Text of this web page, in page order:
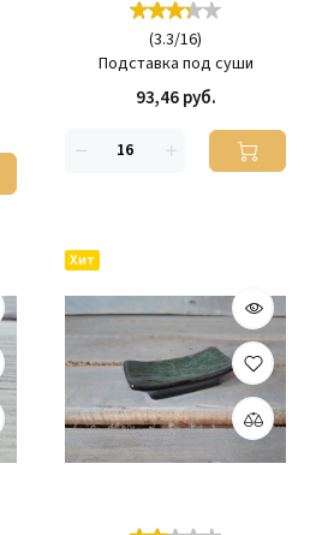
(3.3/16)
Подставка под суши
93,46 руб.
Хит